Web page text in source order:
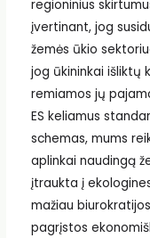
regioninius
įvertinant, jog
žemės ūkio
jog ūkininkai išliktų
remiamos jų
ES keliamus
schemas, mums
aplinkai naudingą
įtraukta į
mažiau
pagrįstos